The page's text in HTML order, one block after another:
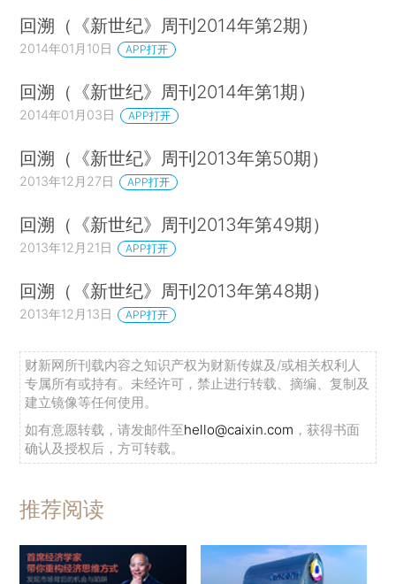
回溯（《新世纪》周刊2014年第2期）
2014年01月10日 APP打开
回溯（《新世纪》周刊2014年第1期）
2014年01月03日 APP打开
回溯（《新世纪》周刊2013年第50期）
2013年12月27日 APP打开
回溯（《新世纪》周刊2013年第49期）
2013年12月21日 APP打开
回溯（《新世纪》周刊2013年第48期）
2013年12月13日 APP打开
财新网所刊载内容之知识产权为财新传媒及/或相关权利人
专属所有或持有。未经许可，禁止进行转载、摘编、复制及
建立镜像等任何使用。
如有意愿转载，请发邮件至hello@caixin.com ，获得书面
确认及授权后，方可转载。
推荐阅读